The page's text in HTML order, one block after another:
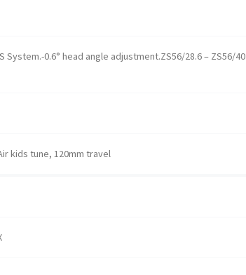
0.6° head angle adjustment.ZS56/28.6 – ZS56/40
kids tune, 120mm travel